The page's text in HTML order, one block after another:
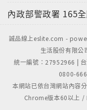
位的專長與論述，可
內政部警政署 165
誠品線上eslite.com -
生活股份有限
統一編號：27952966 |
0800-
本網站已依台灣網站內容
Chrome版本60以上